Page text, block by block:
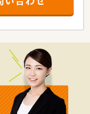
ではなく、温かみ